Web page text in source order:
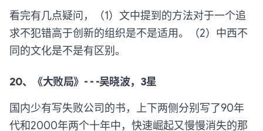
看完有几点疑问，（1）文中提到的方法对于一个追
求不犯错高于创新的组织是不是适用。（2）中西不
同的文化是不是有区别。
20、《大败局》- - -吴晓波，3星
国内少有写失败公司的书，上下两侧分别写了90年
代和2000年两个十年中，快速崛起又慢慢消失的那